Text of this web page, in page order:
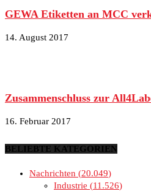
GEWA Etiketten an MCC
14. August 2017
Zusammenschluss zur
16. Februar 2017
BELIEBTE KATEGORIEN
Nachrichten
20.049
Industrie
11.526